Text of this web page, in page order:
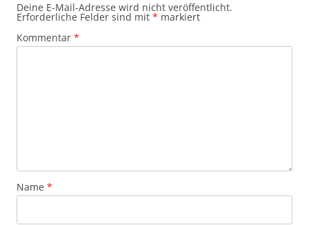
Deine E-Mail-Adresse wird nicht veröffentlicht.
Erforderliche Felder sind mit * markiert
Kommentar *
Name *